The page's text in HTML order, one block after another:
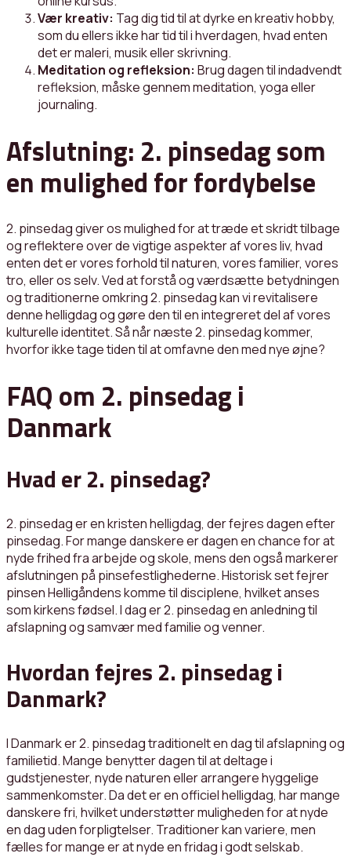
Vær kreativ: Tag dig tid til at dyrke en kreativ hobby,
som du ellers ikke har tid til i hverdagen, hvad enten
det er maleri, musik eller skrivning.
Meditation og refleksion: Brug dagen til indadvendt
refleksion, måske gennem meditation, yoga eller
journaling.
Afslutning: 2. pinsedag som
en mulighed for fordybelse
2. pinsedag giver os mulighed for at træde et skridt tilbage
og reflektere over de vigtige aspekter af vores liv, hvad
enten det er vores forhold til naturen, vores familier, vores
tro, eller os selv. Ved at forstå og værdsætte betydningen
og traditionerne omkring 2. pinsedag kan vi revitalisere
denne helligdag og gøre den til en integreret del af vores
kulturelle identitet. Så når næste 2. pinsedag kommer,
hvorfor ikke tage tiden til at omfavne den med nye øjne?
FAQ om 2. pinsedag i
Danmark
Hvad er 2. pinsedag?
2. pinsedag er en kristen helligdag, der fejres dagen efter
pinsedag. For mange danskere er dagen en chance for at
nyde frihed fra arbejde og skole, mens den også markerer
afslutningen på pinsefestlighederne. Historisk set fejrer
pinsen Helligåndens komme til disciplene, hvilket anses
som kirkens fødsel. I dag er 2. pinsedag en anledning til
afslapning og samvær med familie og venner.
Hvordan fejres 2. pinsedag i
Danmark?
I Danmark er 2. pinsedag traditionelt en dag til afslapning og
familietid. Mange benytter dagen til at deltage i
gudstjenester, nyde naturen eller arrangere hyggelige
sammenkomster. Da det er en officiel helligdag, har mange
danskere fri, hvilket understøtter muligheden for at nyde
en dag uden forpligtelser. Traditioner kan variere, men
fælles for mange er at nyde en fridag i godt selskab.